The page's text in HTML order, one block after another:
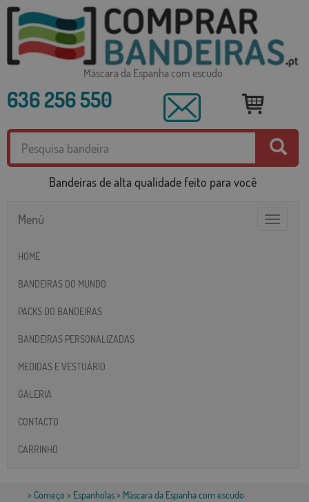
Máscara da Espanha com escudo
636 256 550
Bandeiras de alta qualidade feito para você
Toggle
Menú
HOME
BANDEIRAS DO MUNDO
PACKS DO BANDEIRAS
BANDEIRAS PERSONALIZADAS
MEDIDAS E VESTUÁRIO
GALERIA
CONTACTO
CARRINHO
> Começo > Espanholas> Máscara da Espanha com escudo